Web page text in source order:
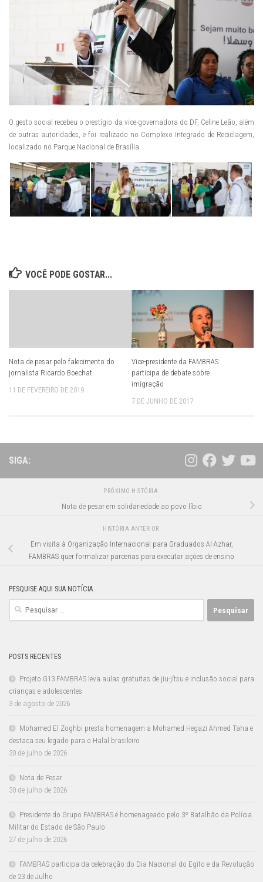
O gesto social recebeu o prestígio da vice-governadora do DF, Celine Leão, além
de outras autoridades, e foi realizado no Complexo Integrado de Reciclagem,
localizado no Parque Nacional de Brasília.
VOCÊ PODE GOSTAR...
Nota de pesar pelo falecimento do
jornalista Ricardo Boechat
11 DE FEVEREIRO DE 2019
Vice-presidente da FAMBRAS
participa de debate sobre
imigração
7 DE JUNHO DE 2017
SIGA:
PRÓXIMO HISTÓRIA
Nota de pesar em solidariedade ao povo líbio
HISTÓRIA ANTERIOR
Em visita à Organização Internacional para Graduados Al-Azhar,
FAMBRAS quer formalizar parcerias para executar ações de ensino
PESQUISE AQUI SUA NOTÍCIA
Pesquisar
POSTS RECENTES
Projeto G13 FAMBRAS leva aulas gratuitas de jiu-jítsu e inclusão social para
crianças e adolescentes
3 de agosto de 2026
Mohamed El Zoghbi presta homenagem a Mohamed Hegazi Ahmed Taha e
destaca seu legado para o Halal brasileiro
30 de julho de 2026
Nota de Pesar
30 de julho de 2026
Presidente do Grupo FAMBRAS é homenageado pelo 3º Batalhão da Polícia
Militar do Estado de São Paulo
27 de julho de 2026
FAMBRAS participa da celebração do Dia Nacional do Egito e da Revolução
de 23 de Julho